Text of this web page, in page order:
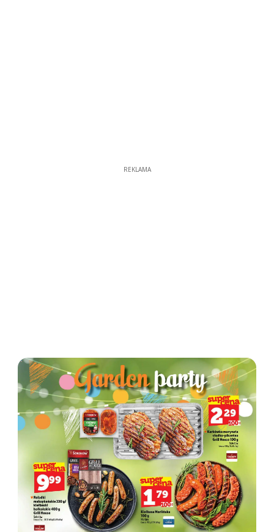
REKLAMA